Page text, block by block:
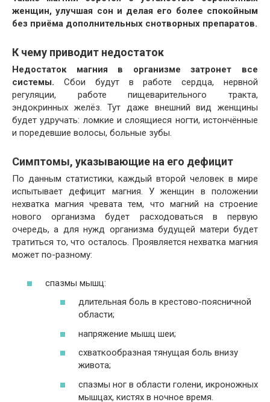
женщин, улучшая сон и делая его более спокойным
без приёма дополнительных снотворных препаратов.
К чему приводит недостаток
Недостаток магния в организме затронет все
системы. Сбои будут в работе сердца, нервной
регуляции, работе пищеварительного тракта,
эндокринных желёз. Тут даже внешний вид женщины
будет удручать: ломкие и слоящиеся ногти, истончённые
и поредевшие волосы, больные зубы.
Симптомы, указывающие на его дефицит
По данным статистики, каждый второй человек в мире
испытывает дефицит магния. У женщин в положении
нехватка магния чревата тем, что магний на строение
нового организма будет расходоваться в первую
очередь, а для нужд организма будущей матери будет
тратиться то, что осталось. Проявляется нехватка магния
может по-разному:
спазмы мышц:
длительная боль в крестово-поясничной
области;
напряжение мышц шеи;
схваткообразная тянущая боль внизу
живота;
спазмы ног в области голени, икроножных
мышцах, кистях в ночное время.